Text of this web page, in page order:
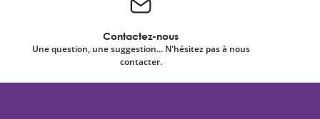
Contactez-nous
Une question, une suggestion... N'hésitez pas à nous
contacter.